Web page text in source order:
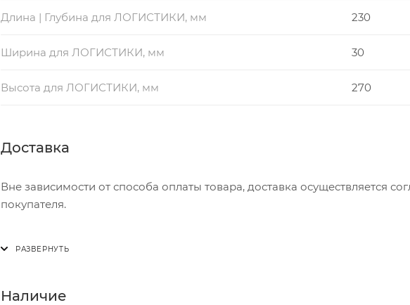
Длина | Глубина для ЛОГИСТИКИ, мм 230
Ширина для ЛОГИСТИКИ, мм 30
Высота для ЛОГИСТИКИ, мм 270
Доставка
Вне зависимости от способа оплаты товара, доставка осуществляется
покупателя.
Итоговая стоимость доставки зависит от:
Наличие